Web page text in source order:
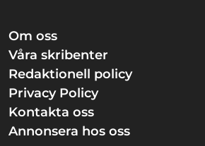
Om oss
Våra skribenter
Redaktionell policy
Privacy Policy
Kontakta oss
Annonsera hos oss